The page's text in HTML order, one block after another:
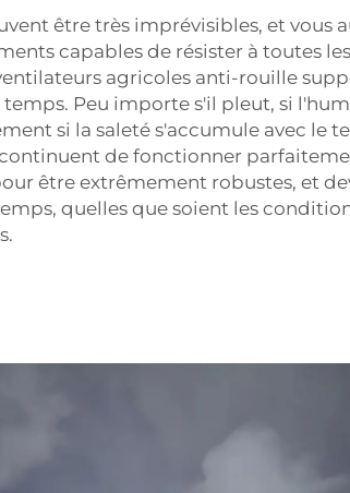
être très imprévisibles, et vous
capables de résister à toutes les
agricoles anti-rouille
temps. Peu importe s'il pleut, si
si la saleté s'accumule avec le
de fonctionner
être extrêmement robustes, et
quelles que soient les